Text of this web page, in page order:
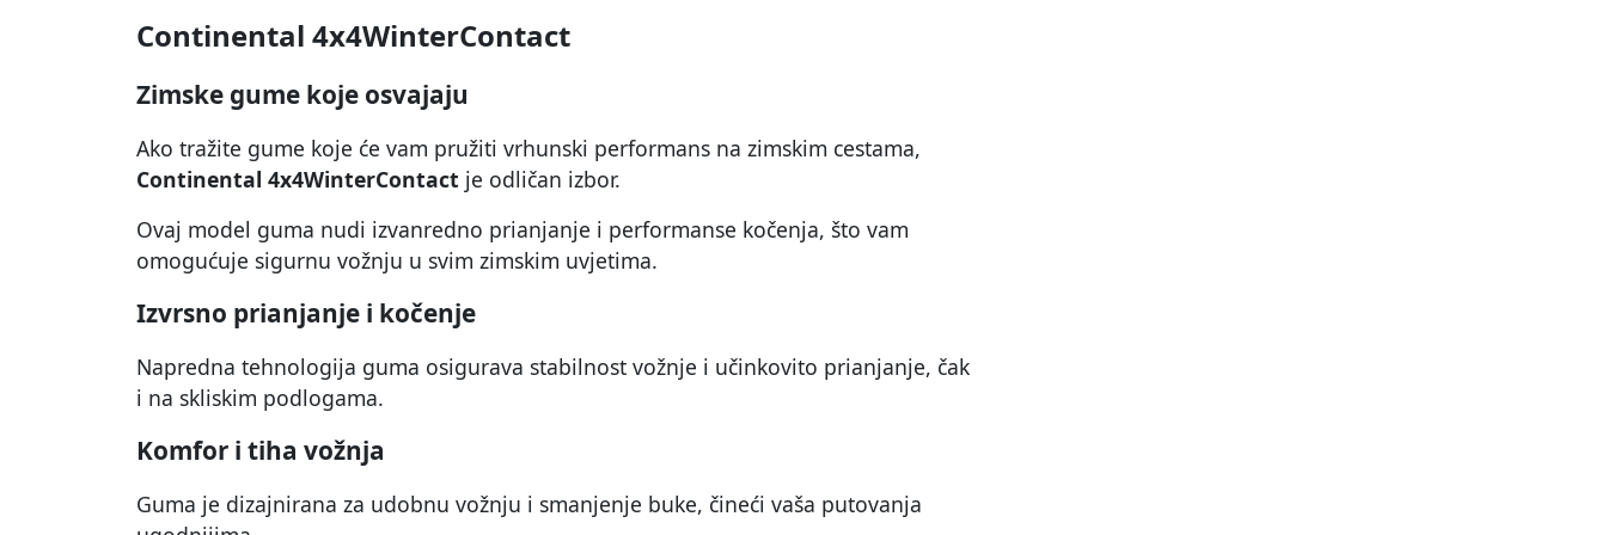
Continental 4x4WinterContact
Zimske gume koje osvajaju
Ako tražite gume koje će vam pružiti vrhunski performans na zimskim cestama,
Continental 4x4WinterContact je odličan izbor.
Ovaj model guma nudi izvanredno prianjanje i performanse kočenja, što vam
omogućuje sigurnu vožnju u svim zimskim uvjetima.
Izvrsno prianjanje i kočenje
Napredna tehnologija guma osigurava stabilnost vožnje i učinkovito prianjanje, čak
i na skliskim podlogama.
Komfor i tiha vožnja
Guma je dizajnirana za udobnu vožnju i smanjenje buke, čineći vaša putovanja